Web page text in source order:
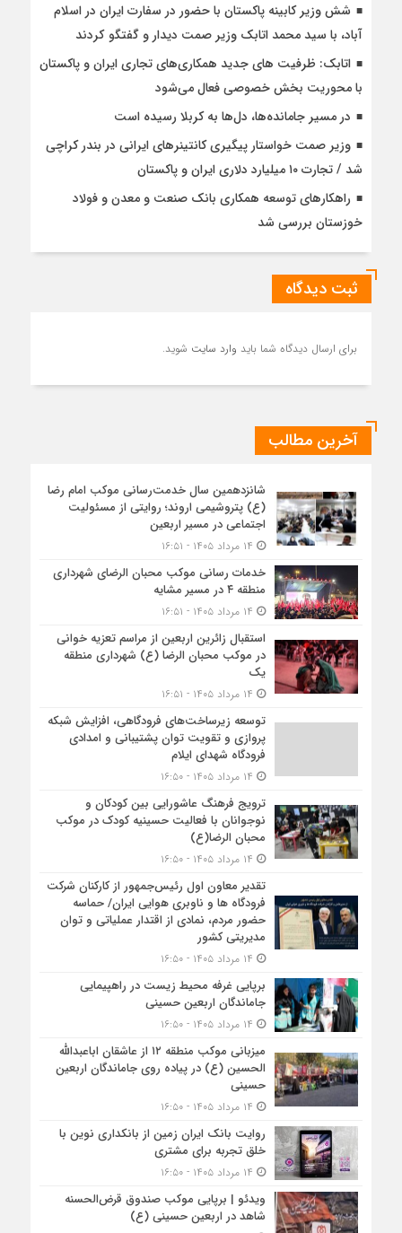
شش وزیر کابینه پاکستان با حضور در سفارت ایران در اسلام
آباد، با سيد محمد اتابك وزير صمت ديدار و گفتگو كردند
اتابک: ظرفیت های جدید همکاری‌های تجاری ایران و پاکستان
با محوریت بخش خصوصی فعال می‌شود
در مسیر جا‌مانده‌ها، دل‌ها به کربلا رسیده است
وزیر صمت خواستار پیگیری کانتینرهای ایرانی در بندر کراچی
شد / تجارت ۱۰ میلیارد دلاری ایران و پاکستان
راهکارهای توسعه همکاری بانک صنعت و معدن و فولاد
خوزستان بررسی شد
ثبت دیدگاه
برای ارسال دیدگاه شما باید وارد سایت شوید.
آخرین مطالب
شانزدهمین سال خدمت‌رسانی موکب امام رضا
(ع) پتروشیمی اروند؛ روایتی از مسئولیت
اجتماعی در مسیر اربعین
خدمات رسانی موکب محبان الرضای شهرداری
منطقه ۴ در مسیر مشایه
استقبال زائرین اربعین از مراسم تعزیه خوانی
در موکب محبان الرضا (ع) شهرداری منطقه
یک
توسعه زیرساخت‌های فرودگاهی، افزایش شبکه
پروازی و تقویت توان پشتیبانی و امدادی
فرودگاه شهدای ایلام
ترویج فرهنگ عاشورایی بین کودکان و
نوجوانان با فعالیت حسینیه کودک در موکب
محبان الرضا(ع)
تقدیر معاون اول رئیس‌جمهور از کارکنان شرکت
فرودگاه ها و ناوبری هوایی ایران/ حماسه
حضور مردم، نمادی از اقتدار عملیاتی و توان
مدیریتی کشور
برپایی غرفه محیط زیست در راهپیمایی
جاماندگان اربعین حسینی
میزبانی موکب منطقه ۱۲ از عاشقان اباعبدالله
الحسین (ع) در پیاده روی جاماندگان اربعین
حسینی
روایت بانک ایران زمین از بانکداری نوین با
خلق تجربه برای مشتری
ویدئو | برپایی موکب صندوق قرض‌الحسنه
شاهد در اربعین حسینی (ع)